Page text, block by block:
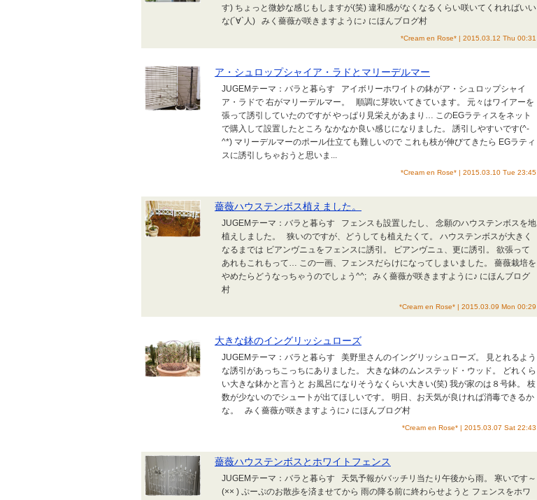
す) ちょっと微妙な感じもしますが(笑) 違和感がなくなるくらい咲いてくれればいい
な(´∀`人) みく薔薇が咲きますように♪ にほんブログ村
*Cream en Rose* | 2015.03.12 Thu 00:31
ア・シュロップシャイア・ラドとマリーデルマー
JUGEMテーマ：バラと暮らす アイボリーホワイトの鉢がア・シュロップシャイ
ア・ラドで 右がマリーデルマー。 順調に芽吹いてきています。 元々はワイアーを
張って誘引していたのですが やっぱり見栄えがあまり… このEGラティスをネット
で購入して設置したところ なかなか良い感じになりました。 誘引しやすいです(^-
^*) マリーデルマーのポール仕立ても難しいので これも枝が伸びてきたら EGラティ
スに誘引しちゃおうと思いま...
*Cream en Rose* | 2015.03.10 Tue 23:45
薔薇ハウステンボス植えました。
JUGEMテーマ：バラと暮らす フェンスも設置したし、 念願のハウステンボスを地
植えしました。 狭いのですが、どうしても植えたくて。 ハウステンボスが大きく
なるまでは ビアンヴニュをフェンスに誘引。 ビアンヴニュ、更に誘引。 欲張って
あれもこれもって… この一画、フェンスだらけになってしまいました。 薔薇栽培を
やめたらどうなっちゃうのでしょう^^; みく薔薇が咲きますように♪ にほんブログ
村
*Cream en Rose* | 2015.03.09 Mon 00:29
大きな鉢のイングリッシュローズ
JUGEMテーマ：バラと暮らす 美野里さんのイングリッシュローズ。 見とれるよう
な誘引があっちこっちにありました。 大きな鉢のムンステッド・ウッド。 どれくら
い大きな鉢かと言うと お風呂になりそうなくらい大きい(笑) 我が家のは８号鉢。 枝
数が少ないのでシュートが出てほしいです。 明日、お天気が良ければ消毒できるか
な。 みく薔薇が咲きますように♪ にほんブログ村
*Cream en Rose* | 2015.03.07 Sat 22:43
薔薇ハウステンボスとホワイトフェンス
JUGEMテーマ：バラと暮らす 天気予報がバッチリ当たり午後から雨。 寒いです～
(×× ) ぷーぷのお散歩を済ませてから 雨の降る前に終わらせようと フェンスをホワ